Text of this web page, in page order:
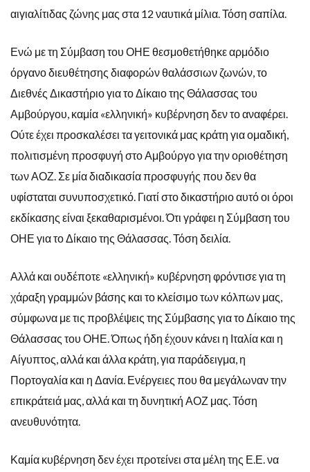
αιγιαλίτιδας ζώνης μας στα 12 ναυτικά μίλια. Τόση σαπίλα.
Ενώ με τη Σύμβαση του ΟΗΕ θεσμοθετήθηκε αρμόδιο
όργανο διευθέτησης διαφορών θαλάσσιων ζωνών, το
Διεθνές Δικαστήριο για το Δίκαιο της Θάλασσας του
Αμβούργου, καμία «ελληνική» κυβέρνηση δεν το αναφέρει.
Ούτε έχει προσκαλέσει τα γειτονικά μας κράτη για ομαδική,
πολιτισμένη προσφυγή στο Αμβούργο για την οριοθέτηση
των ΑΟΖ. Σε μία διαδικασία προσφυγής που δεν θα
υφίσταται συνυποσχετικό. Γιατί στο δικαστήριο αυτό οι όροι
εκδίκασης είναι ξεκαθαρισμένοι. Ότι γράφει η Σύμβαση του
ΟΗΕ για το Δίκαιο της Θάλασσας. Τόση δειλία.
Αλλά και ουδέποτε «ελληνική» κυβέρνηση φρόντισε για τη
χάραξη γραμμών βάσης και το κλείσιμο των κόλπων μας,
σύμφωνα με τις προβλέψεις της Σύμβασης για το Δίκαιο της
Θάλασσας του ΟΗΕ. Όπως ήδη έχουν κάνει η Ιταλία και η
Αίγυπτος, αλλά και άλλα κράτη, για παράδειγμα, η
Πορτογαλία και η Δανία. Ενέργειες που θα μεγάλωναν την
επικράτειά μας, αλλά και τη δυνητική ΑΟΖ μας. Τόση
ανευθυνότητα.
Καμία κυβέρνηση δεν έχει προτείνει στα μέλη της Ε.Ε. να